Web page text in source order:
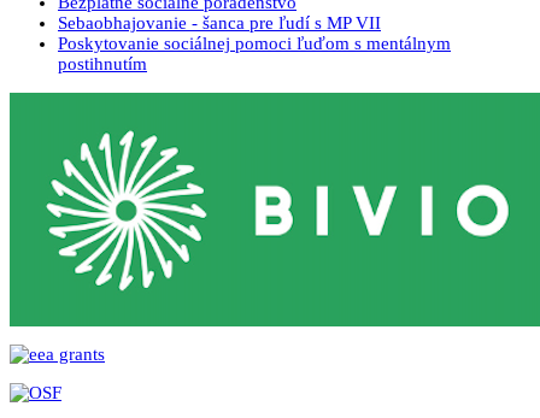
Sebaobhajovanie - šanca pre ľudí s MP VII
Poskytovanie sociálnej pomoci ľuďom s mentálnym
postihnutím